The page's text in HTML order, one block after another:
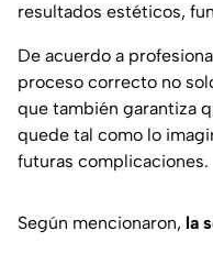
resultados estéticos,
De acuerdo a
proceso correcto no
que también garantiza
quede tal como lo
futuras complicaciones.
Según mencionaron, la